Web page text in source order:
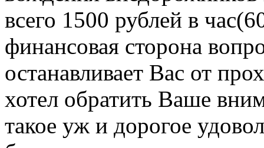
всего 1500 рублей в
финансовая сторона
останавливает Вас от
хотел обратить Ваше
такое уж и дорогое